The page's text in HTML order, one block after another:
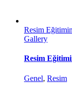
Resim
Gallery
Resim
Genel, Resim